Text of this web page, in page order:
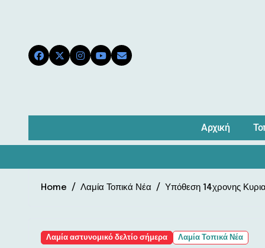
Αρχική
Home Λαμία Τοπικά Νέα Υπόθεση 14χρονης
Λαμία αστυνομικό δελτίο σήμερα Λαμία Τοπικά Νέα